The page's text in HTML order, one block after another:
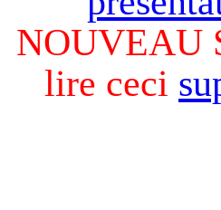
NOUVEAU
lire ceci